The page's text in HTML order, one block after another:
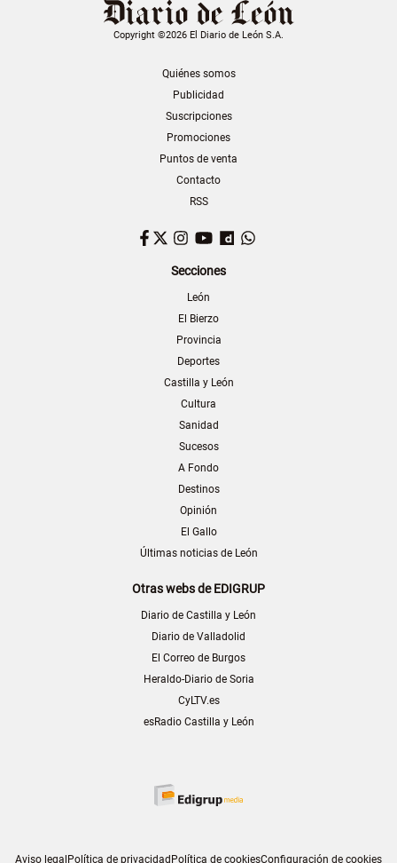
Copyright ©2026 El Diario de León S.A.
Quiénes somos
Publicidad
Suscripciones
Promociones
Puntos de venta
Contacto
RSS
Facebook
TwitterInstagram
YouTubeDailymotion
Secciones
León
El Bierzo
Provincia
Deportes
Castilla y León
Cultura
Sanidad
Sucesos
A Fondo
Destinos
Opinión
El Gallo
Últimas noticias de León
Otras webs de EDIGRUP
Diario de Castilla y León
Diario de Valladolid
El Correo de Burgos
Heraldo-Diario de Soria
CyLTV.es
esRadio Castilla y León
Aviso legalPolítica de privacidadPolítica de cookiesConfiguración de cookies